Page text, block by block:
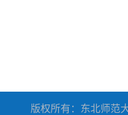
版权所有：东北师范